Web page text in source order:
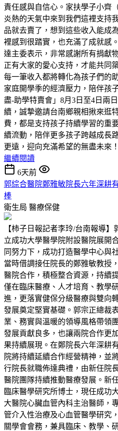
責任感與自信心。家扶學子小齊
炎熱的天氣中來到我們這裡支持
品就去賣了，想到這些收入能成
裡感到很踏實，也充滿了成就感
達主委表示，非常感謝所有捐獻
正有大家的愛心支持，才能共同
每一筆收入都將轉化為孩子們的
家庭開學季的經濟壓力，陪伴孩
盡-助學特賣會」8月3日至4日兩
續，誠摯邀請台南鄉親相揪來逛
費，都是支持孩子持續學習的重
續流動，陪伴更多孩子跨越成長
更遠，迎向充滿希望的無盡未來！
繼續閱讀
6天前
郭綜合醫院鄭雅敏院長六年深耕
棒
衛生局 醫療保健
【柿子日報記者李玲/台南報導】
立成功大學醫學院附設醫院展開
同努力下，成功打造醫學中心與
當時借調接任院長的鄭雅敏教授
醫院合作，積極整合資源，持續
僅在臨床醫療、人才培育、教學
進，更落實健保分級醫療與雙向
發展奠定堅實基礎。郭宗正總裁
業、務實與溫暖的領導風格帶領
發展貢獻良多，也讓兩院合作更
果持續展現。在鄭院長六年深耕
院將持續延續合作經營精神，並
行院長就職佈達典禮，由新任院
醫院團隊持續推動醫療發展。新
臨床醫學研究所博士，現任成功
大醫院心臟血管內科主治醫師，
管介入性治療及心血管醫學研究
關學會會務，兼具臨床、教學、